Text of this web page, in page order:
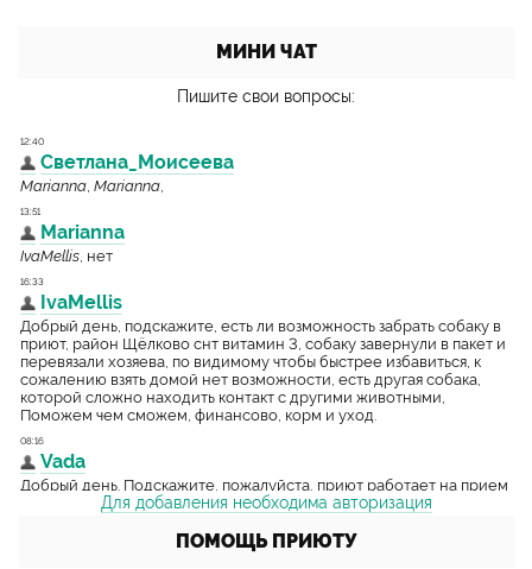
МИНИ ЧАТ
Пишите свои вопросы:
Для добавления необходима авторизация
ПОМОЩЬ ПРИЮТУ